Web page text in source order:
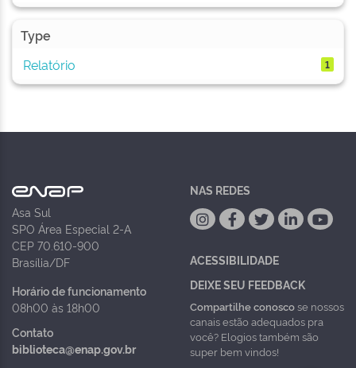
Type
Relatório
1
Asa Sul
SPO Área Especial 2-A
CEP 70.610-900
Brasília/DF
Horário de funcionamento
08h00 às 18h00
Contato
biblioteca@enap.gov.br
NAS REDES
ACESSIBILIDADE
DEIXE SEU FEEDBACK
Compartilhe conoscose nossos
canais estão adequados pra
você? Elogios também são
super bem vindos!